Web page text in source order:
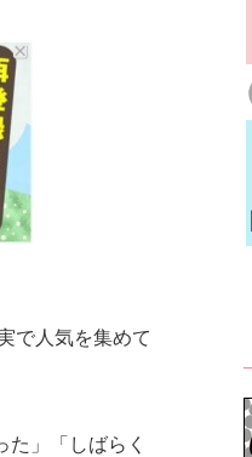
で人気を集めて
」「しばらく